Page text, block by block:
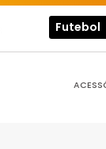
Futebol